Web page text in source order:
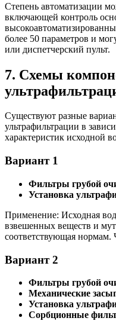
Степень автоматизации
включающей контроль
более 50 параметров и
или диспетчерский пульт.
7. Схемы
Существуют разные
ультрафильтрации в
характеристик исходной
Вариант 1
Фильтры грубой
Установка
Применение: Исходная
взвешенных веществ и
соответствующая нормам.
Вариант 2
Фильтры грубой
Механические
Установка
Сорбционные